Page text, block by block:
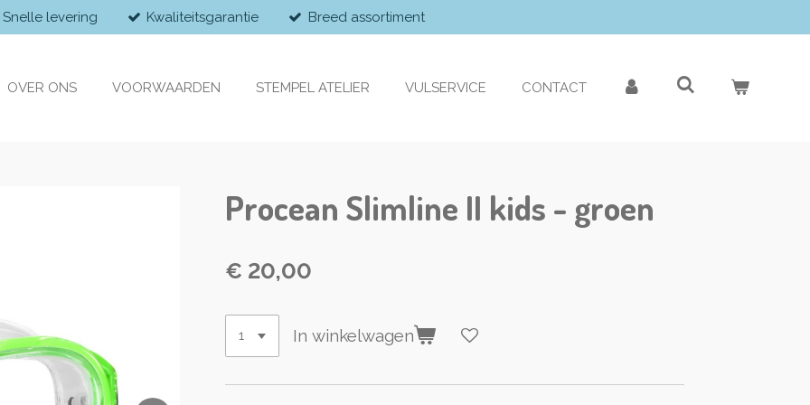
Snelle levering Kwaliteitsgarantie Breed assortiment
OVER ONS VOORWAARDEN STEMPEL ATELIER VULSERVICE CONTACT
Procean Slimline II kids - groen
€ 20,00
In winkelwagen